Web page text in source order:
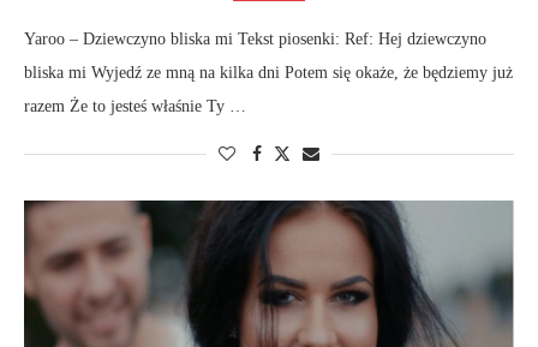
Yaroo – Dziewczyno bliska mi Tekst piosenki: Ref: Hej dziewczyno
bliska mi Wyjedź ze mną na kilka dni Potem się okaże, że będziemy już
razem Że to jesteś właśnie Ty …